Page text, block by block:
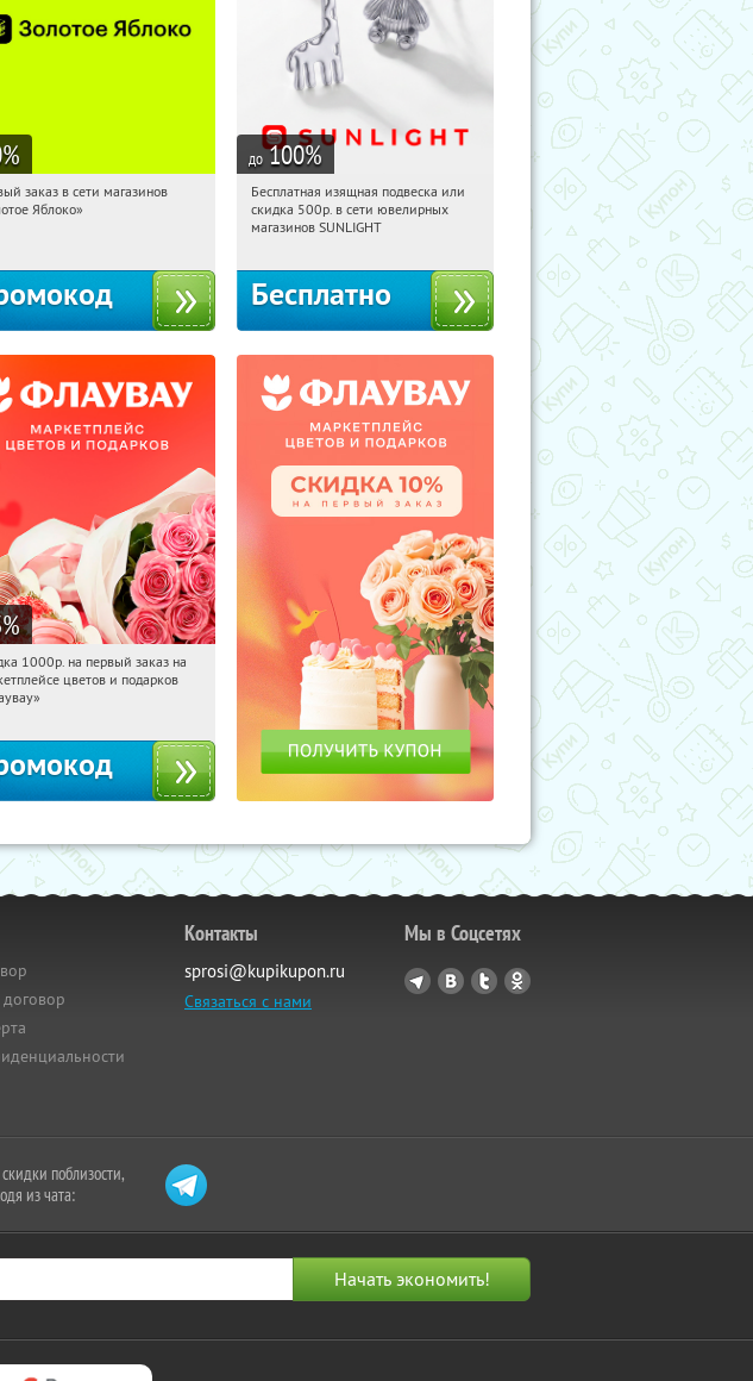
%
Получи первым!
заказ в сети магазинов
Яблоко»
до 100%
06:19:37 Получили:
Россия
Бесплатная изящная подвеска или
скидка 500р. в сети ювелирных
магазинов SUNLIGHT
Бесплатно
%
Получили:
1000р. на первый заказ на
цветов и подарков
Контакты
sprosi@kupikupon.ru
Связаться с нами
Мы в Соцсетях
поблизости,
из чата: